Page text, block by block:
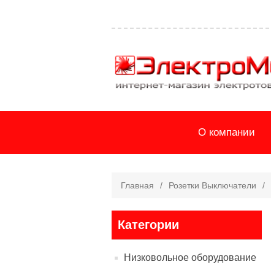
О компании
Главная / Розетки Выключатели /
Категории
Низковольное оборудование